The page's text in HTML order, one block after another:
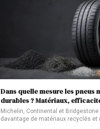
Dans quelle mesure les pneus
durables ? Matériaux,
Michelin, Continental et
davantage de matériaux recyclés et